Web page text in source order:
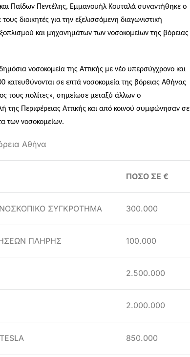
Παίδων Πεντέλης, Εμμανουήλ Κουταλά συναντήθηκε ο
διοικητές για την εξελισσόμενη διαγωνιστική
και μηχανημάτων των νοσοκομείων της βόρειας
νοσοκομεία της Αττικής με νέο υπερσύγχρονο και
σε επτά νοσοκομεία της βόρειας Αθήνας
τους πολίτες», σημείωσε μεταξύ άλλων ο
της Περιφέρειας Αττικής και από κοινού συμφώνησαν σε
των νοσοκομείων.
Αθήνα
ΠΟΣΟ ΣΕ €
ΣΥΓΚΡΟΤΗΜΑ 300.000
ΠΛΗΡΗΣ 100.000
2.500.000
2.000.000
850.000